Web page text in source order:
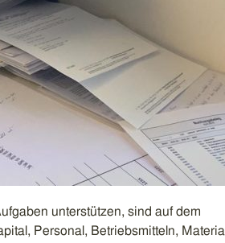
unterstützen, sind auf dem
Personal, Betriebsmitteln,